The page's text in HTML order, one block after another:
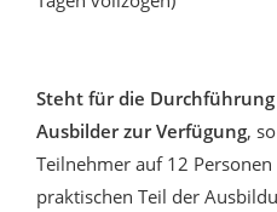
Steht für die
Ausbilder zur Verfügung,
Teilnehmer auf 12
praktischen Teil der